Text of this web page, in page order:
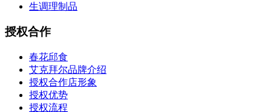
生调理制品
授权合作
春花邱食
艾克拜尔品牌介绍
授权合作店形象
授权优势
授权流程